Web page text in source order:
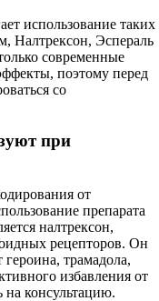
использование таких
Налтрексон, Эспераль
современные
поэтому перед
со
при
от
препарата
налтрексон,
рецепторов. Он
героина, трамадола,
избавления от
на консультацию.